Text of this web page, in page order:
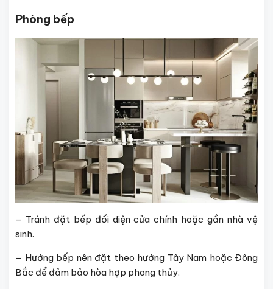
Phòng bếp
– Tránh đặt bếp đối diện cửa chính hoặc gần nhà vệ
sinh.
– Hướng bếp nên đặt theo hướng Tây Nam hoặc Đông
Bắc để đảm bảo hòa hợp phong thủy.